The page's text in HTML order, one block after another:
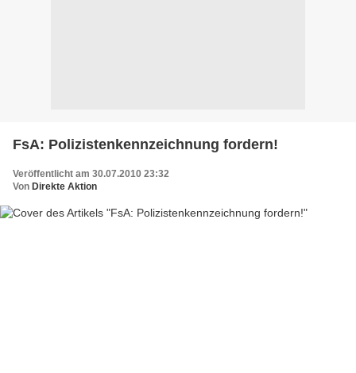
FsA: Polizistenkennzeichnung fordern!
Veröffentlicht am 30.07.2010 23:32
Von Direkte Aktion